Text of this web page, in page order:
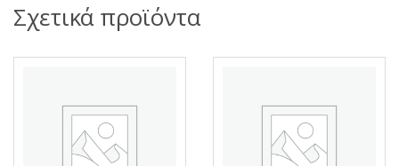
Σχετικά προϊόντα